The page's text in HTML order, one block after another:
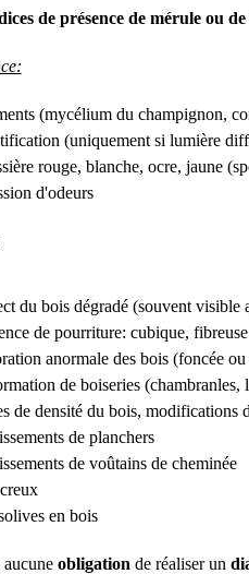
de présence de mérule ou
(mycélium du champignon,
(uniquement si lumière
rouge, blanche, ocre, jaune
d'odeurs
du bois dégradé (souvent visible
de pourriture: cubique,
anormale des bois (foncée
de boiseries (chambranles,
de densité du bois, modifications
de planchers
de voûtains de cheminée
en bois
obligation de réaliser un